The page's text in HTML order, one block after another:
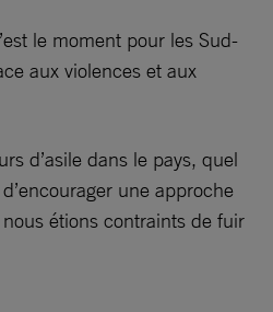
le moment pour les Sud-
aux violences et aux
d’asile dans le pays, quel
une approche
étions contraints de fuir